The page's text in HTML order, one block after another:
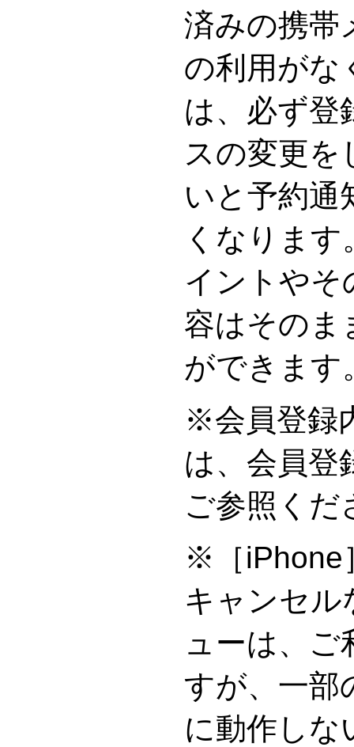
済みの携帯
の利用がな
は、必ず登
スの変更を
いと予約通
くなりま
イントやそ
容はそのま
ができます
※会員登録
は、会員登
ご参照くだ
※［iPhone
キャンセル
ューは、ご
すが、一部
に動作しな